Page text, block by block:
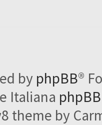
by phpBB®
Italiana
theme by